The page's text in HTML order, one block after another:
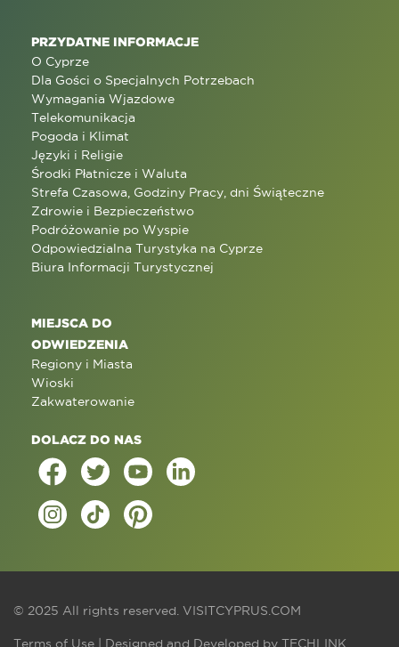
PRZYDATNE INFORMACJE
O Cyprze
Dla Gości o Specjalnych Potrzebach
Wymagania Wjazdowe
Telekomunikacja
Pogoda i Klimat
Języki i Religie
Środki Płatnicze i Waluta
Strefa Czasowa, Godziny Pracy, dni Świąteczne
Zdrowie i Bezpieczeństwo
Podróżowanie po Wyspie
Odpowiedzialna Turystyka na Cyprze
Biura Informacji Turystycznej
MIEJSCA DO
ODWIEDZENIA
Regiony i Miasta
Wioski
Zakwaterowanie
DOLACZ DO NAS
© 2025 All rights reserved. VISITCYPRUS.COM
Terms of Use | Designed and Developed by TECHLINK